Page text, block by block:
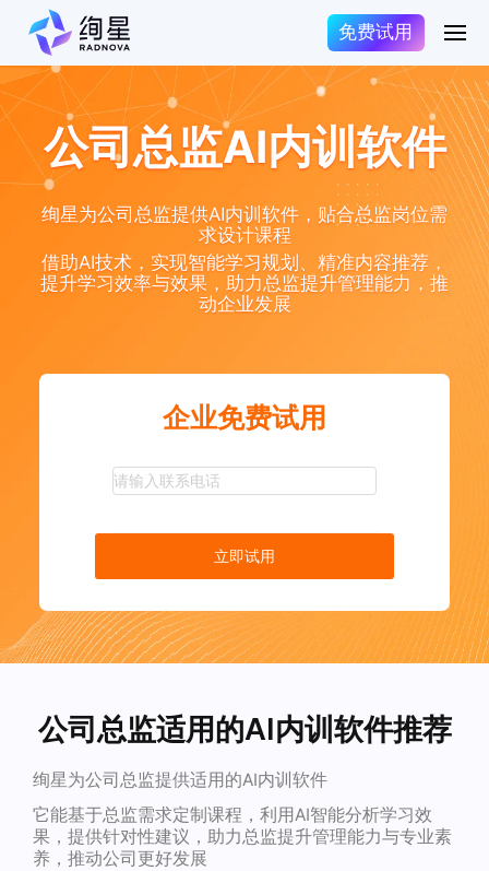
免费试用
公司总监AI内训软件
绚星为公司总监提供AI内训软件，贴合总监岗位需
求设计课程
借助AI技术，实现智能学习规划、精准内容推荐，
提升学习效率与效果，助力总监提升管理能力，推
动企业发展
企业免费试用
立即试用
公司总监适用的AI内训软件推荐
绚星为公司总监提供适用的AI内训软件
它能基于总监需求定制课程，利用AI智能分析学习效
果，提供针对性建议，助力总监提升管理能力与专业素
养，推动公司更好发展